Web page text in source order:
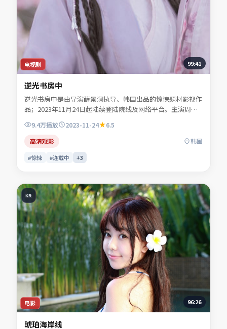
电视剧 99:41
逆光书房中
逆光书房中是由导演薛景澜执导、韩国出品的惊悚题材影视作
品；2023年11月24日起陆续登陆院线及网络平台。主演周屿
森、商时序、闻晚风、许南星等共同诠释一段充满转折的人物
命运。地缘风貌被写得具体可信，地域气质成为叙事推手。适
合检索「惊悚电影」「韩国影片」「2023年上映」等关键词
9.4万播放 2023-11-24
6.5
高清观影
韩国
#惊悚 #连载中 +3
电影
KR
96:26
琥珀海岸线